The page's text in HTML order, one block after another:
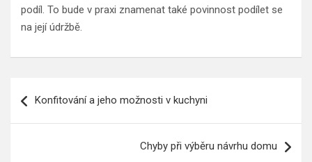
podíl. To bude v praxi znamenat také povinnost podílet se
na její údržbě.
proKonfitování a jeho možnosti v kuchyni
Chyby při výběru návrhu domu